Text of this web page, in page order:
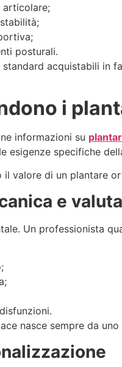
articolare;
posturali.
acquistabili in
i
informazioni su
esigenze specifiche
il valore di un plantare
e
Un professionista
nasce sempre da